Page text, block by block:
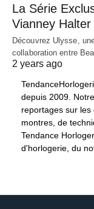
La Série
Vianney Halter
Découvrez Ulysse,
collaboration entre
2 years ago
depuis 2009.
reportages sur
montres, de
Tendance
d'horlogerie, du